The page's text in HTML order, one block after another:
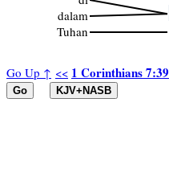
Go Up ↑ << 1 Corinthians 7:39
dalam
Tuhan